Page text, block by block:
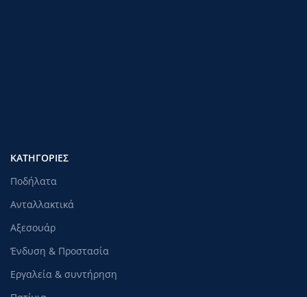
ΚΑΤΗΓΟΡΊΕΣ
Ποδήλατα
Ανταλλακτικά
Αξεσουάρ
Ένδυση & Προστασία
Εργαλεία & συντήρηση